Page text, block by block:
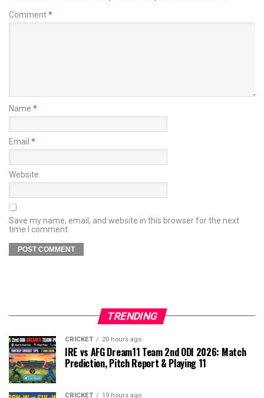
Comment*
Name *
Email *
Website
Save my name, email, and website in this browser for the next
time I comment.
TRENDING
CRICKET 20 hours ago
IRE vs AFG Dream11 Team 2nd ODI 2026: Match
Prediction, Pitch Report & Playing 11
CRICKET 19 hours ago